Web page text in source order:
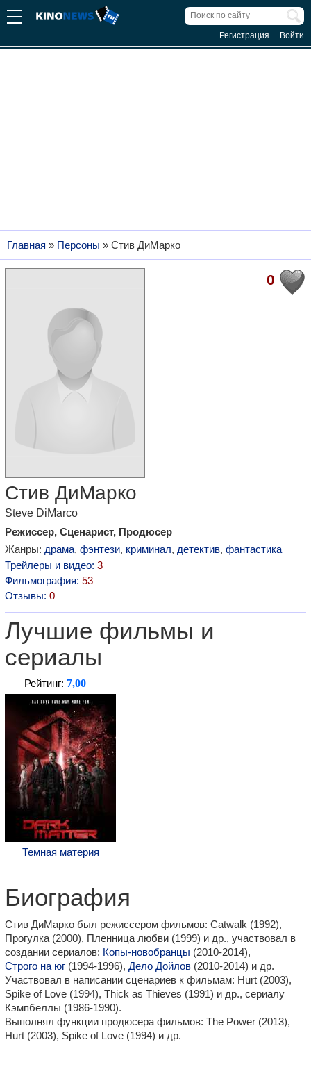
Регистрация Войти
Главная » Персоны » Стив ДиМарко
0
Стив ДиМарко
Steve DiMarco
Режиссер, Сценарист, Продюсер
Жанры: драма, фэнтези, криминал, детектив, фантастика
Трейлеры и видео: 3
Фильмография: 53
Отзывы: 0
Лучшие фильмы и
сериалы
Рейтинг: 7,00
Темная материя
Биография
Стив ДиМарко был режиссером фильмов: Catwalk (1992),
Прогулка (2000), Пленница любви (1999) и др., участвовал в
создании сериалов: Копы-новобранцы (2010-2014),
Строго на юг (1994-1996), Дело Дойлов (2010-2014) и др.
Участвовал в написании сценариев к фильмам: Hurt (2003),
Spike of Love (1994), Thick as Thieves (1991) и др., сериалу
Кэмпбеллы (1986-1990).
Выполнял функции продюсера фильмов: The Power (2013),
Hurt (2003), Spike of Love (1994) и др.